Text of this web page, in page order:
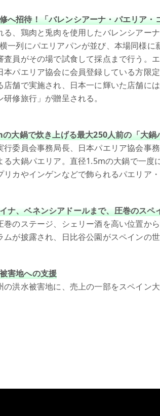
へ招待！「バレンシアーナ・パエリア・
、鶏肉と兎肉を使用したバレンシアー
一列にパエリアパンが並び、本場同様
査員がその場で試食して採点まで行う。
本パエリア協会に会員登録している方限
店舗で実施され、日本一に輝いた店舗に
修旅行」が贈呈される。
大鍋で炊き上げる最大250人前の「大鍋
行委員会事務局長、日本パエリア協会事
る大鍋パエリア。直径1.5mの大鍋で一度
カやインゲンなどで飾られるパエリア・
ナ、ベネンシアドールまで、圧巻のスペ
巻のステージ、シェリー酒を高い位置か
が披露され、日比谷公園がスペインの世
害地への支援
洪水被害地に、売上の一部をスペイン